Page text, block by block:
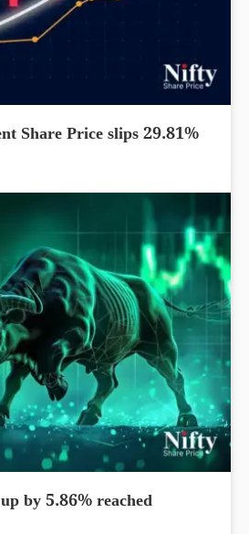
Share Price slips 29.81%
by 5.86% reached